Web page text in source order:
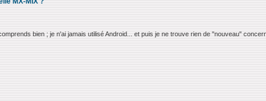
bien ; je n'ai jamais utilisé Android... et puis je ne trouve rien de "nouveau"